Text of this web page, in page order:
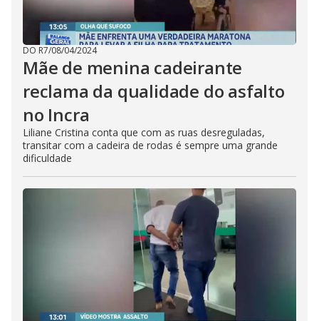
DO R7/08/04/2024
Mãe de menina cadeirante
reclama da qualidade do asfalto
no Incra
Liliane Cristina conta que com as ruas desreguladas,
transitar com a cadeira de rodas é sempre uma grande
dificuldade